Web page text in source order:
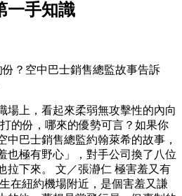
一手知識
？空中巴士銷售總監故事告訴
場上，看起來柔弱無攻擊性的內向
的份，哪來的優勢可言？如果你
中巴士銷售總監約翰萊希的故事，
也極有野心」，對手公司換了八位
拉下來。 文／張瀞仁 極害羞又有
在紐約機場附近，是個害羞又謙